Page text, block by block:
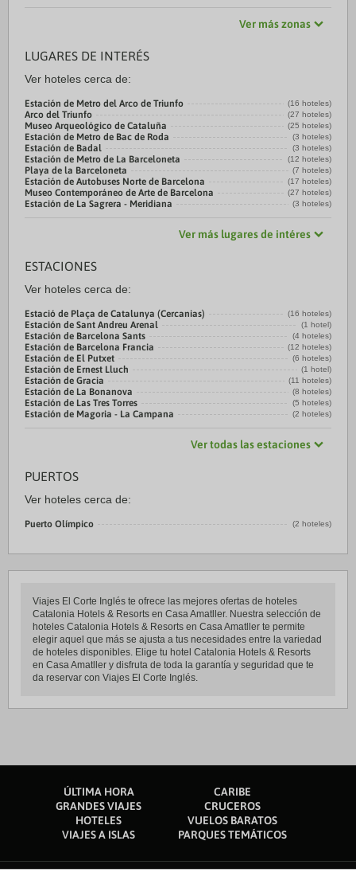
Ver más zonas
LUGARES DE INTERÉS
Ver hoteles cerca de:
Estación de Metro del Arco de Triunfo (16 hoteles)
Arco del Triunfo (27 hoteles)
Museo Arqueológico de Cataluña (25 hoteles)
Estación de Metro de Bac de Roda (3 hoteles)
Estación de Badal (3 hoteles)
Estación de Metro de La Barceloneta (12 hoteles)
Playa de la Barceloneta (7 hoteles)
Estación de Autobuses Norte de Barcelona (17 hoteles)
Museo Contemporáneo de Arte de Barcelona (27 hoteles)
Estación de La Sagrera - Meridiana (3 hoteles)
Ver más lugares de intéres
ESTACIONES
Ver hoteles cerca de:
Estació de Plaça de Catalunya (Cercanias) (16 hoteles)
Estación de Sant Andreu Arenal (1 hotel)
Estación de Barcelona Sants (4 hoteles)
Estación de Barcelona Francia (12 hoteles)
Estación de El Putxet (6 hoteles)
Estación de Ernest Lluch (1 hotel)
Estación de Gracia (11 hoteles)
Estación de La Bonanova (8 hoteles)
Estación de Las Tres Torres (5 hoteles)
Estación de Magoria - La Campana (2 hoteles)
Ver todas las estaciones
PUERTOS
Ver hoteles cerca de:
Puerto Olímpico (2 hoteles)
Viajes El Corte Inglés te ofrece las mejores ofertas de hoteles
Catalonia Hotels & Resorts en Casa Amatller. Nuestra selección de
hoteles Catalonia Hotels & Resorts en Casa Amatller te permite
elegir aquel que más se ajusta a tus necesidades entre la variedad
de hoteles disponibles. Elige tu hotel Catalonia Hotels & Resorts
en Casa Amatller y disfruta de toda la garantía y seguridad que te
da reservar con Viajes El Corte Inglés.
ÚLTIMA HORA
CARIBE
GRANDES VIAJES
CRUCEROS
HOTELES
VUELOS BARATOS
VIAJES A ISLAS
PARQUES TEMÁTICOS